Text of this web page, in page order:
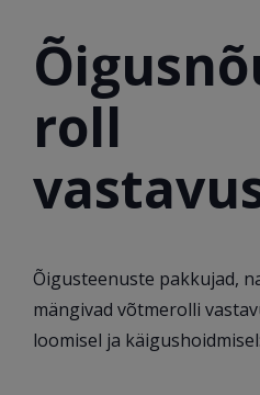
roll
Õigusteenuste pakkujad,
mängivad võtmerolli
loomisel ja käigushoidmisel: